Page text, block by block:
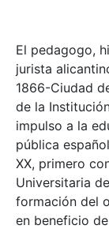
El pedagogo,
jurista
1866-Ciudad
de la
impulso a la
pública
XX, primero
Universitaria
formación del
en beneficio